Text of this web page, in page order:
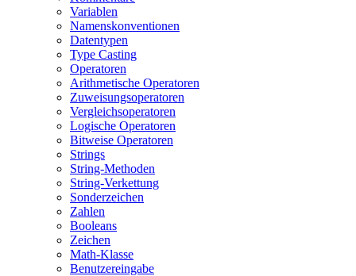
Variablen
Namenskonventionen
Datentypen
Type Casting
Operatoren
Arithmetische Operatoren
Zuweisungsoperatoren
Vergleichsoperatoren
Logische Operatoren
Bitweise Operatoren
Strings
String-Methoden
String-Verkettung
Sonderzeichen
Zahlen
Booleans
Zeichen
Math-Klasse
Benutzereingabe